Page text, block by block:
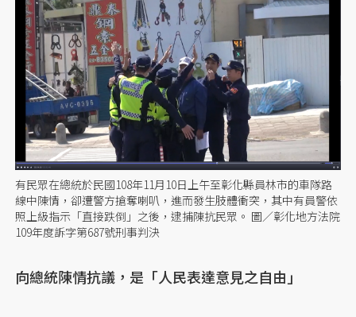
有民眾在總統於民國108年11月10日上午至彰化縣員林市的車隊路
線中陳情，卻遭警方搶奪喇叭，進而發生肢體衝突，其中有員警依
照上級指示「直接跌倒」之後，逮捕陳抗民眾。 圖／彰化地方法院
109年度訴字第687號刑事判決
向總統陳情抗議，是「人民表達意見之自由」